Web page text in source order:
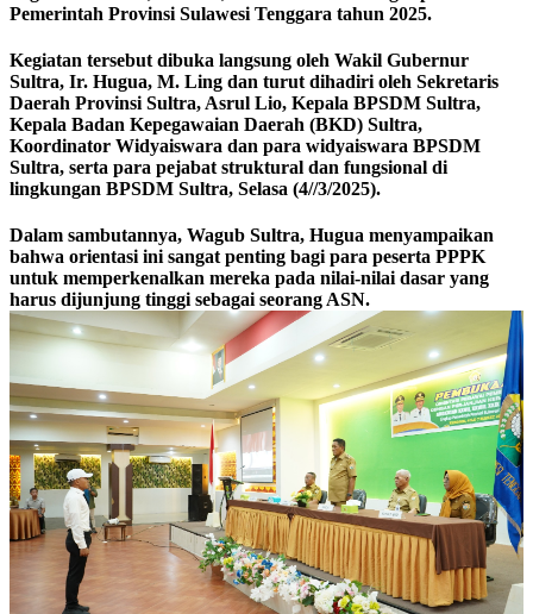
Pemerintah Provinsi Sulawesi Tenggara tahun 2025.
Kegiatan tersebut dibuka langsung oleh Wakil Gubernur
Sultra, Ir. Hugua, M. Ling dan turut dihadiri oleh Sekretaris
Daerah Provinsi Sultra, Asrul Lio, Kepala BPSDM Sultra,
Kepala Badan Kepegawaian Daerah (BKD) Sultra,
Koordinator Widyaiswara dan para widyaiswara BPSDM
Sultra, serta para pejabat struktural dan fungsional di
lingkungan BPSDM Sultra, Selasa (4//3/2025).
Dalam sambutannya, Wagub Sultra, Hugua menyampaikan
bahwa orientasi ini sangat penting bagi para peserta PPPK
untuk memperkenalkan mereka pada nilai-nilai dasar yang
harus dijunjung tinggi sebagai seorang ASN.